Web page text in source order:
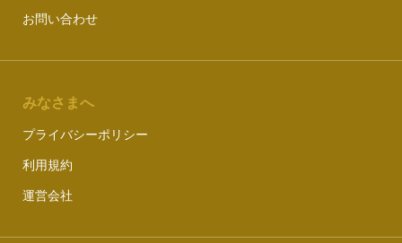
お問い合わせ
みなさまへ
プライバシーポリシー
利用規約
運営会社